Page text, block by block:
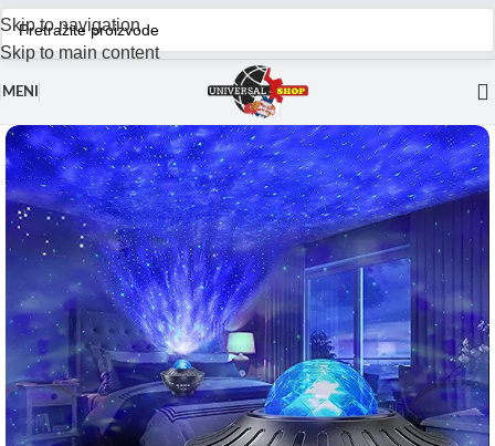
Skip to navigation
Skip to main content
MENI